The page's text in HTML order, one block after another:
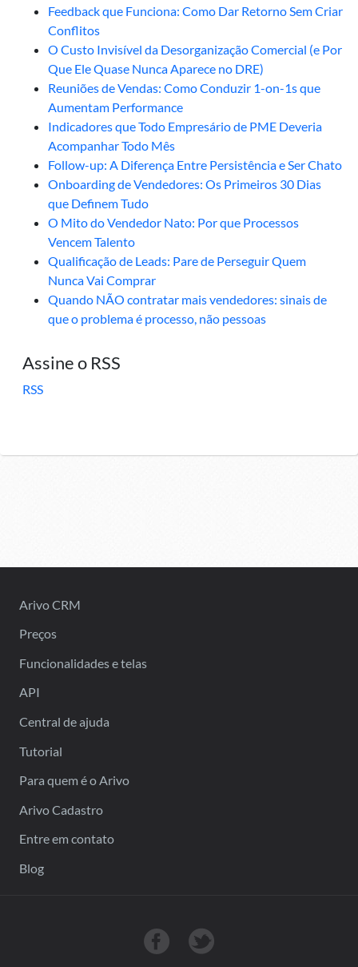
Feedback que Funciona: Como Dar Retorno Sem Criar
Conflitos
O Custo Invisível da Desorganização Comercial (e Por
Que Ele Quase Nunca Aparece no DRE)
Reuniões de Vendas: Como Conduzir 1-on-1s que
Aumentam Performance
Indicadores que Todo Empresário de PME Deveria
Acompanhar Todo Mês
Follow-up: A Diferença Entre Persistência e Ser Chato
Onboarding de Vendedores: Os Primeiros 30 Dias
que Definem Tudo
O Mito do Vendedor Nato: Por que Processos
Vencem Talento
Qualificação de Leads: Pare de Perseguir Quem
Nunca Vai Comprar
Quando NÃO contratar mais vendedores: sinais de
que o problema é processo, não pessoas
Assine o RSS
RSS
Arivo CRM
Preços
Funcionalidades e telas
API
Central de ajuda
Tutorial
Para quem é o Arivo
Arivo Cadastro
Entre em contato
Blog
Nossa página no Facebook
Siga-nos no Twitter